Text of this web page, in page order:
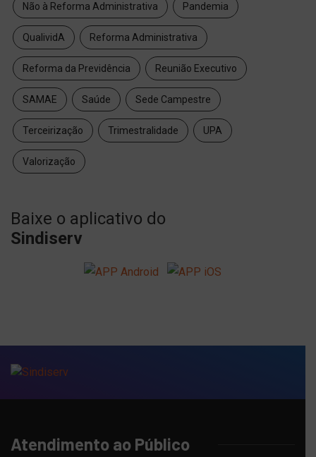
Não à Reforma Administrativa Pandemia
QualividA Reforma Administrativa
Reforma da Previdência Reunião Executivo
SAMAE Saúde Sede Campestre
Terceirização Trimestralidade UPA
Valorização
Baixe o aplicativo do
Sindiserv
Atendimento ao Público